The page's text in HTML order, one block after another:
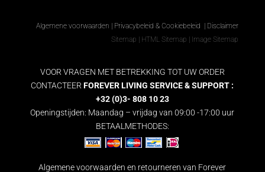
Algemene voorwaarden Privacybeleid & Cookiebeleid
Disclaimer
Sitemap
HTML Sitemap Image Sitemap
VOOR VRAGEN MET BETREKKING TOT UW ORDER
CONTACTEERFOREVER LIVING SERVICE & SUPPORT :
+32 (0)3- 808 10 23
Openingstijden: Maandag – vrijdag van 09:00 -17:00 uur
BETAALMETHODES:
Algemene voorwaarden en retourneren van Forever